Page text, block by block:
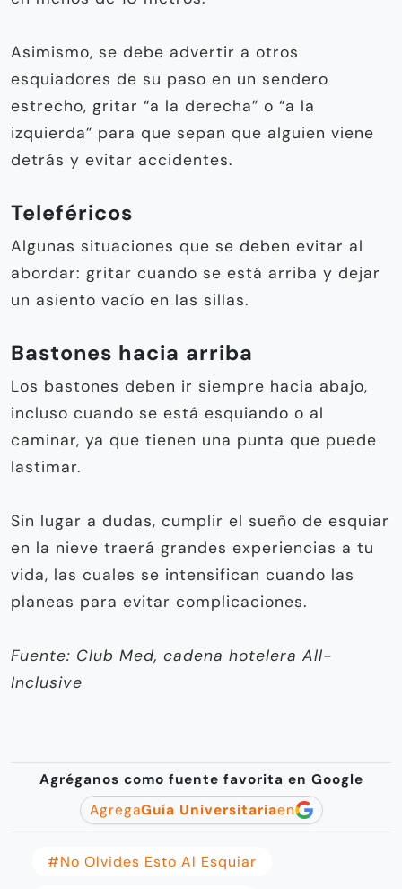
Asimismo, se debe advertir a otros
esquiadores de su paso en un sendero
estrecho, gritar “a la derecha” o “a la
izquierda” para que sepan que alguien viene
detrás y evitar accidentes.
Teleféricos
Algunas situaciones que se deben evitar al
abordar: gritar cuando se está arriba y dejar
un asiento vacío en las sillas.
Bastones hacia arriba
Los bastones deben ir siempre hacia abajo,
incluso cuando se está esquiando o al
caminar, ya que tienen una punta que puede
lastimar.
Sin lugar a dudas, cumplir el sueño de esquiar
en la nieve traerá grandes experiencias a tu
vida, las cuales se intensifican cuando las
planeas para evitar complicaciones.
Fuente: Club Med, cadena hotelera All-
Inclusive
Agréganos como fuente favorita en Google
AgregaGuía Universitariaen
#no Olvides Esto Al Esquiar